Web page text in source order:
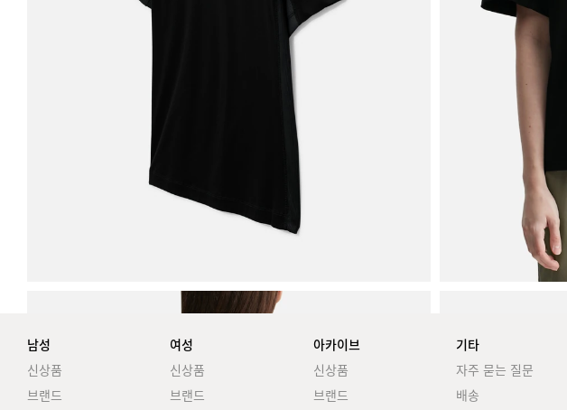
남성
신상품
브랜드
여성
신상품
브랜드
아카이브
신상품
브랜드
기타
자주 묻는 질문
배송